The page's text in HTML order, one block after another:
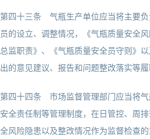
第四十三条 气瓶生产单位应当将主要
员的设立、调整情况，《气瓶质量安全
总监职责》、《气瓶质量安全员守则》
出的意见建议、报告和问题整改落实等
第四十四条 市场监督管理部门应当将
安全责任制等管理制度，在日管控、周
全风险隐患以及整改情况作为监督检查的